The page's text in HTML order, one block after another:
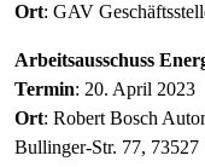
Ort: GAV
Arbeitsausschuss
Termin: 20. April 2023
Ort: Robert Bosch
Bullinger-Str. 77, 73527